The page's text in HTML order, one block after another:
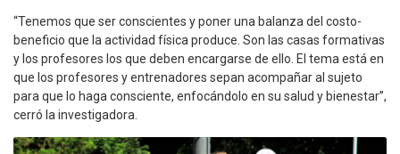
“Tenemos que ser conscientes y poner una balanza del costo-
beneficio que la actividad física produce. Son las casas formativas
y los profesores los que deben encargarse de ello. El tema está en
que los profesores y entrenadores sepan acompañar al sujeto
para que lo haga consciente, enfocándolo en su salud y bienestar”,
cerró la investigadora.